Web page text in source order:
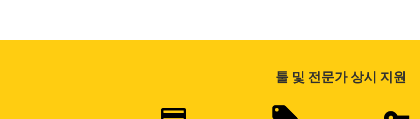
툴 및 전문가 상시 지원